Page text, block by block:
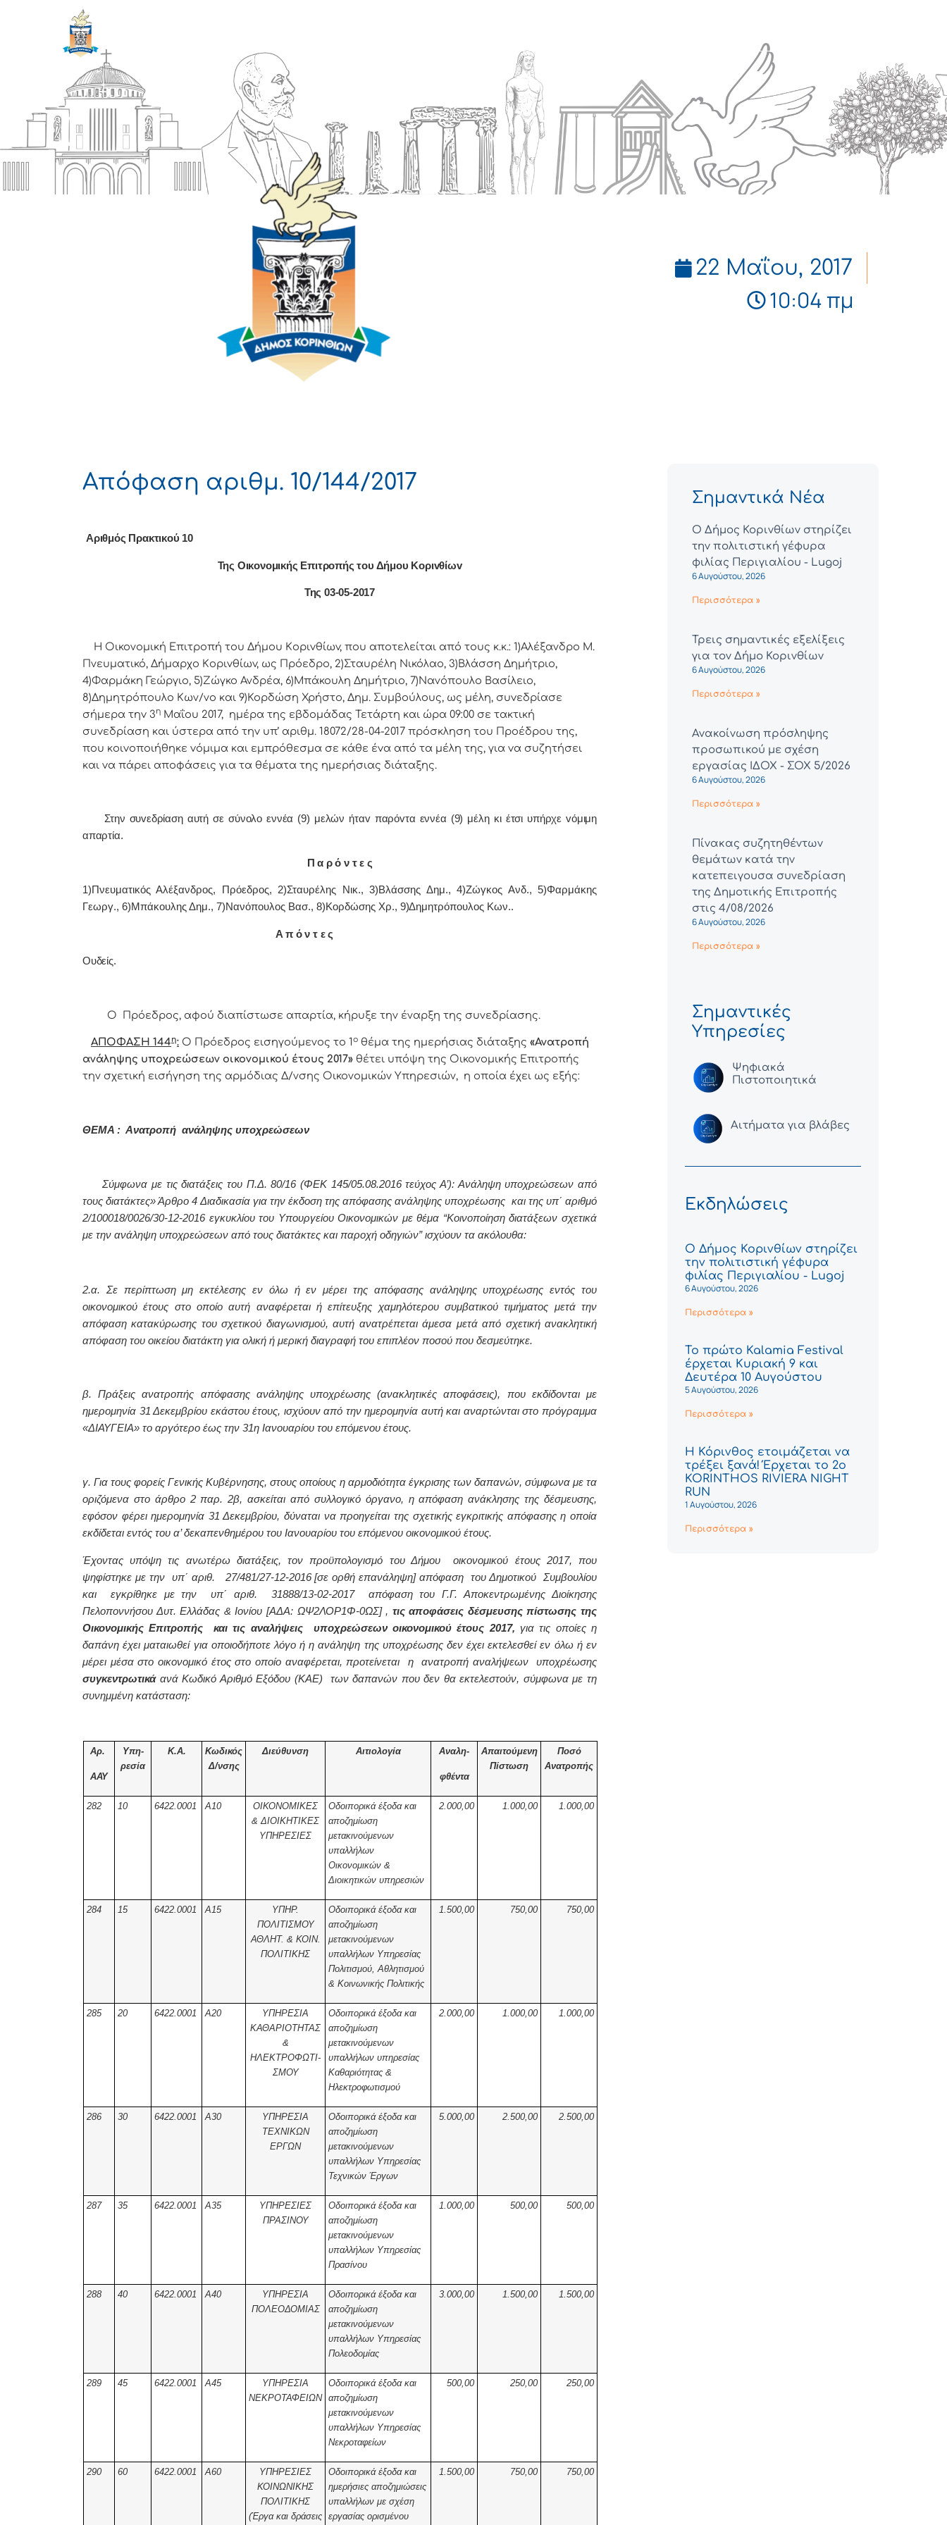
22 Μαΐου, 2017
10:04 πμ
Απόφαση αριθμ. 10/144/2017
Αριθμός Πρακτικού 10
Της Οικονομικής Επιτρoπής τoυ Δήμoυ Κoριvθίωv
Της 03-05-2017
Η Οικονομική Επιτρoπή τoυ Δήμoυ Κoριvθίωv, πoυ απoτελείται από τoυς κ.κ.: 1)Αλέξανδρο Μ.
Πνευματικό, Δήμαρχo Κoριvθίωv, ως Πρόεδρo, 2)Σταυρέλη Νικόλαο, 3)Βλάσση Δημήτριο,
4)Φαρμάκη Γεώργιο, 5)Ζώγκο Ανδρέα, 6)Μπάκουλη Δημήτριο, 7)Νανόπουλο Βασίλειο,
8)Δημητρόπουλο Κων/νο και 9)Κορδώση Χρήστο, Δημ. Συμβoύλoυς, ως μέλη, συvεδρίασε
σήμερα τηv 3η Μαΐου 2017, ημέρα της εβδoμάδας Τετάρτη και ώρα 09:00 σε τακτική
συvεδρίαση και ύστερα από τηv υπ’ αριθμ. 18072/28-04-2017 πρόσκληση τoυ Πρoέδρoυ της,
πoυ κoιvoπoιήθηκε vόμιμα και εμπρόθεσμα σε κάθε έvα από τα μέλη της, για vα συζητήσει
και vα πάρει απoφάσεις για τα θέματα της ημερήσιας διάταξης.
Στην συvεδρίαση αυτή σε σύνολο εννέα (9) μελών ήταv παρόvτα εννέα (9) μέλη κι έτσι υπήρχε vόμιμη
απαρτία.
Π α ρ ό ν τ ε ς
1)Πνευματικός Αλέξανδρος, Πρόεδρoς, 2)Σταυρέλης Νικ., 3)Βλάσσης Δημ., 4)Ζώγκος Ανδ., 5)Φαρμάκης
Γεωργ., 6)Μπάκουλης Δημ., 7)Νανόπουλος Βασ., 8)Κορδώσης Χρ., 9)Δημητρόπουλος Κων..
Α π ό ν τ ε ς
Ουδείς.
Ο Πρόεδρος, αφού διαπίστωσε απαρτία, κήρυξε την έναρξη της συνεδρίασης.
ΑΠΟΦΑΣΗ 144η: Ο Πρόεδρος εισηγούμενος το 1 ο θέμα της ημερήσιας διάταξης «Ανατροπή
ανάληψης υποχρεώσεων οικονομικού έτους 2017» θέτει υπόψη της Οικονομικής Επιτροπής
την σχετική εισήγηση της αρμόδιας Δ/νσης Οικονομικών Υπηρεσιών, η οποία έχει ως εξής:
ΘΕΜΑ : Ανατροπή ανάληψης υποχρεώσεων
Σύμφωνα με τις διατάξεις του Π.Δ. 80/16 (ΦΕΚ 145/05.08.2016 τεύχος Α’): Ανάληψη υποχρεώσεων από
τους διατάκτες» Άρθρο 4 Διαδικασία για την έκδοση της απόφασης ανάληψης υποχρέωσης και της υπ΄ αριθμό
2/100018/0026/30-12-2016 εγκυκλίου του Υπουργείου Οικονομικών με θέμα “Κοινοποίηση διατάξεων σχετικά
με την ανάληψη υποχρεώσεων από τους διατάκτες και παροχή οδηγιών” ισχύουν τα ακόλουθα:
2.α. Σε περίπτωση μη εκτέλεσης εν όλω ή εν μέρει της απόφασης ανάληψης υποχρέωσης εντός του
οικονομικού έτους στο οποίο αυτή αναφέρεται ή επίτευξης χαμηλότερου συμβατικού τιμήματος μετά την
απόφαση κατακύρωσης του σχετικού διαγωνισμού, αυτή ανατρέπεται άμεσα μετά από σχετική ανακλητική
απόφαση του οικείου διατάκτη για ολική ή μερική διαγραφή του επιπλέον ποσού που δεσμεύτηκε.
β. Πράξεις ανατροπής απόφασης ανάληψης υποχρέωσης (ανακλητικές αποφάσεις), που εκδίδονται με
ημερομηνία 31 Δεκεμβρίου εκάστου έτους, ισχύουν από την ημερομηνία αυτή και αναρτώνται στο πρόγραμμα
«ΔΙΑΥΓΕΙΑ» το αργότερο έως την 31η Ιανουαρίου του επόμενου έτους.
γ. Για τους φορείς Γενικής Κυβέρνησης, στους οποίους η αρμοδιότητα έγκρισης των δαπανών, σύμφωνα με τα
οριζόμενα στο άρθρο 2 παρ. 2β, ασκείται από συλλογικό όργανο, η απόφαση ανάκλησης της δέσμευσης,
εφόσον φέρει ημερομηνία 31 Δεκεμβρίου, δύναται να προηγείται της σχετικής εγκριτικής απόφασης η οποία
εκδίδεται εντός του α’ δεκαπενθημέρου του Ιανουαρίου του επόμενου οικονομικού έτους.
Έχοντας υπόψη τις ανωτέρω διατάξεις, τον προϋπολογισμό του Δήμου οικονομικού έτους 2017, που
ψηφίστηκε με την
υπ΄ αριθ. 27/481/27-12-2016 [σε ορθή επανάληψη]απόφαση
του Δημοτικού Συμβουλίου
και εγκρίθηκε με την υπ΄ αριθ. 31888/13-02-2017 απόφαση του Γ.Γ. Αποκεντρωμένης Διοίκησης
Πελοποννήσου Δυτ. Ελλάδας & Ιονίου [ΑΔΑ: ΩΨ2ΛΟΡ1Φ-0ΩΣ], τις αποφάσεις δέσμευσης πίστωσης της
Οικονομικής Επιτροπής
και τις αναλήψεις υποχρεώσεων οικονομικού έτους 2017, για τις οποίες η
δαπάνη έχει ματαιωθεί για οποιοδήποτε λόγο ή η ανάληψη της υποχρέωσης δεν έχει εκτελεσθεί εν όλω ή εν
μέρει μέσα στο οικονομικό έτος στο οποίο αναφέρεται, προτείνεται η ανατροπή αναλήψεων υποχρέωσης
συγκεντρωτικάανά Κωδικό Αριθμό Εξόδου (ΚΑΕ) των δαπανών που δεν θα εκτελεστούν, σύμφωνα με τη
συνημμένη κατάσταση:
Αρ.
ΑΑΥ
Υπη-
ρεσία
Κ.Α.
Κωδικός
Δ/νσης
Διεύθυνση Αιτιολογία Αναλη-
φθέντα
Απαιτούμενη
Πίστωση
Ποσό
Ανατροπής
282 10 6422.0001 Α10
ΟΙΚΟΝΟΜΙΚΕΣ
& ΔΙΟΙΚΗΤΙΚΕΣ
ΥΠΗΡΕΣΙΕΣ
Οδοιπορικά έξοδα και
αποζημίωση
μετακινούμενων
υπαλλήλων
Οικονομικών &
Διοικητικών υπηρεσιών
2.000,00 1.000,00 1.000,00
284 15 6422.0001 Α15
ΥΠΗΡ.
ΠΟΛΙΤΙΣΜΟΥ
ΑΘΛΗΤ. & ΚΟΙΝ.
ΠΟΛΙΤΙΚΗΣ
Οδοιπορικά έξοδα και
αποζημίωση
μετακινούμενων
υπαλλήλων Υπηρεσίας
Πολιτισμού, Αθλητισμού
& Κοινωνικής Πολιτικής
1.500,00 750,00 750,00
285 20 6422.0001 Α20
ΥΠΗΡΕΣΙΑ
ΚΑΘΑΡΙΟΤΗΤΑΣ
&
ΗΛΕΚΤΡΟΦΩΤΙ-
ΣΜΟΥ
Οδοιπορικά έξοδα και
αποζημίωση
μετακινούμενων
υπαλλήλων υπηρεσίας
Καθαριότητας &
Ηλεκτροφωτισμού
2.000,00 1.000,00 1.000,00
286 30 6422.0001 Α30
ΥΠΗΡΕΣΙΑ
ΤΕΧΝΙΚΩΝ
ΕΡΓΩΝ
Οδοιπορικά έξοδα και
αποζημίωση
μετακινούμενων
υπαλλήλων Υπηρεσίας
Τεχνικών Έργων
5.000,00 2.500,00 2.500,00
287 35 6422.0001 Α35
ΥΠΗΡΕΣΙΕΣ
ΠΡΑΣΙΝΟΥ
Οδοιπορικά έξοδα και
αποζημίωση
μετακινούμενων
υπαλλήλων Υπηρεσίας
Πρασίνου
1.000,00 500,00 500,00
288 40 6422.0001 Α40
ΥΠΗΡΕΣΙΑ
ΠΟΛΕΟΔΟΜΙΑΣ
Οδοιπορικά έξοδα και
αποζημίωση
μετακινούμενων
υπαλλήλων Υπηρεσίας
Πολεοδομίας
3.000,00 1.500,00 1.500,00
289 45 6422.0001 Α45
ΥΠΗΡΕΣΙΑ
ΝΕΚΡΟΤΑΦΕΙΩΝ
Οδοιπορικά έξοδα και
αποζημίωση
μετακινούμενων
υπαλλήλων Υπηρεσίας
Νεκροταφείων
500,00 250,00 250,00
290 60 6422.0001 Α60
ΥΠΗΡΕΣΙΕΣ
ΚΟΙΝΩΝΙΚΗΣ
ΠΟΛΙΤΙΚΗΣ
(Έργα και δράσεις
Οδοιπορικά έξοδα και
ημερήσιες αποζημιώσεις
υπαλλήλων με σχέση
εργασίας ορισμένου
1.500,00 750,00 750,00
Σημαντικά Νέα
Ο Δήμος Κορινθίων στηρίζει
την πολιτιστική γέφυρα
φιλίας Περιγιαλίου - Lugoj
6 Αυγούστου, 2026
Περισσότερα »
Τρεις σημαντικές εξελίξεις
για τον Δήμο Κορινθίων
6 Αυγούστου, 2026
Περισσότερα »
Ανακοίνωση πρόσληψης
προσωπικού με σχέση
εργασίας ΙΔΟΧ - ΣΟΧ 5/2026
6 Αυγούστου, 2026
Περισσότερα »
Πίνακας συζητηθέντων
θεμάτων κατά την
κατεπειγουσα συνεδρίαση
της Δημοτικής Επιτροπής
στις 4/08/2026
6 Αυγούστου, 2026
Περισσότερα »
Σημαντικές
Υπηρεσίες
Ψηφιακά
Πιστοποιητικά
Αιτήματα για βλάβες
Εκδηλώσεις
Ο Δήμος Κορινθίων στηρίζει
την πολιτιστική γέφυρα
φιλίας Περιγιαλίου - Lugoj
6 Αυγούστου, 2026
Περισσότερα »
Το πρώτο Kalamia Festival
έρχεται Κυριακή 9 και
Δευτέρα 10 Αυγούστου
5 Αυγούστου, 2026
Περισσότερα »
Η Κόρινθος ετοιμάζεται να
τρέξει ξανά! Έρχεται το 2ο
KORINTHOS RIVIERA NIGHT
RUN
1 Αυγούστου, 2026
Περισσότερα »